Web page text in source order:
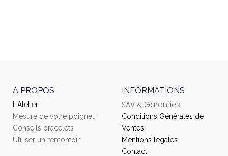
À PROPOS
L'Atelier
Mesure de votre poignet
Conseils bracelets
Utiliser un remontoir
INFORMATIONS
SAV & Garanties
Conditions Générales de
Ventes
Mentions légales
Contact